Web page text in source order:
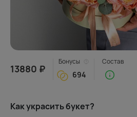
13880 ₽
Бонусы
694
Состав
Как украсить букет?